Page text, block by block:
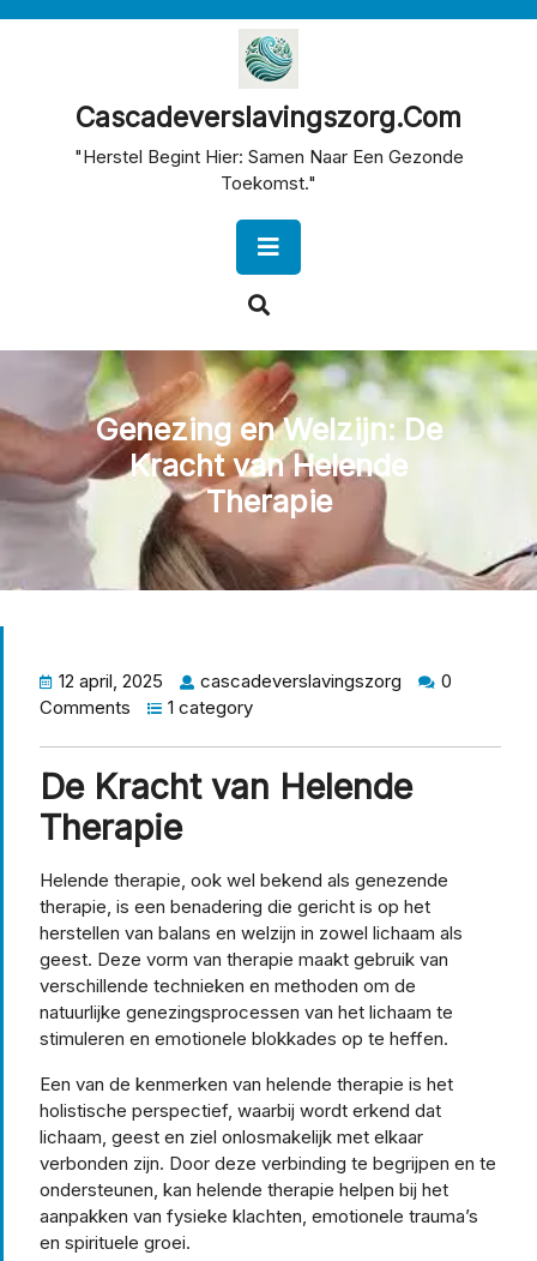
Cascadeverslavingszorg.com
"Herstel Begint Hier: Samen Naar Een Gezonde
Toekomst."
Button
Genezing en Welzijn: De
Kracht van Helende
Therapie
12 april, 2025 cascadeverslavingszorg
0
Comments
1 category
De Kracht van Helende
Therapie
Helende therapie, ook wel bekend als genezende
therapie, is een benadering die gericht is op het
herstellen van balans en welzijn in zowel lichaam als
geest. Deze vorm van therapie maakt gebruik van
verschillende technieken en methoden om de
natuurlijke genezingsprocessen van het lichaam te
stimuleren en emotionele blokkades op te heffen.
Een van de kenmerken van helende therapie is het
holistische perspectief, waarbij wordt erkend dat
lichaam, geest en ziel onlosmakelijk met elkaar
verbonden zijn. Door deze verbinding te begrijpen en te
ondersteunen, kan helende therapie helpen bij het
aanpakken van fysieke klachten, emotionele trauma’s
en spirituele groei.